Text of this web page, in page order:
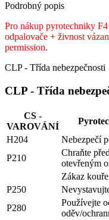
Podrobný popis
Pro nákup pyrotechniky
odpalovače + živnost
permission.
CLP - Třída nebezpečnosti
CLP - Třída
CS -
VAROVÁNÍ
H204
Nebezpečí
P210
Chraňte
otevřeným
Zákaz
P250
P280
Používejte
oděv/